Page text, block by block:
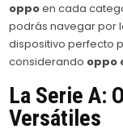
oppoen cada
podrás navegar por
dispositivo perfecto
considerando oppo
La Serie A:
Versátiles